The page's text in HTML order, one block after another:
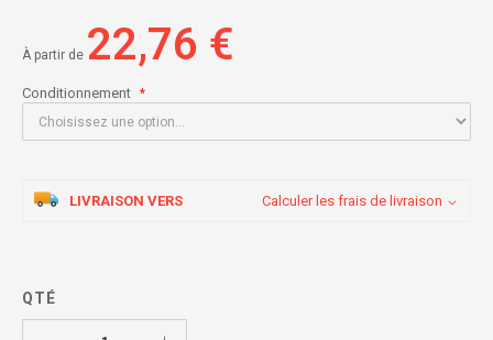
À partir de 22,76 €
Conditionnement
LIVRAISON VERS Calculer les frais de livraison
QTÉ